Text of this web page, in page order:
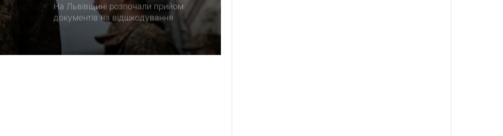
На Львівщині розпочали прийом
документів на відшкодування
вартості племінних нетелей